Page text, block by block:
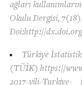
ağları
Okulu Dergisi,
Doi:http://
Türkiye
(TÜİK) https://
2017-yili-Turkiye-